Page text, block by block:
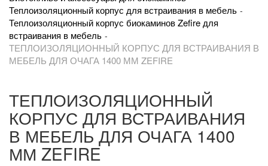
Теплоизоляционный корпус для встраивания в мебель
Теплоизоляционный корпус биокаминов Zefire для
встраивания в мебель
ТЕПЛОИЗОЛЯЦИОННЫЙ КОРПУС ДЛЯ ВСТРАИВАНИЯ В
МЕБЕЛЬ ДЛЯ ОЧАГА 1400 ММ ZEFIRE
ТЕПЛОИЗОЛЯЦИОННЫЙ
КОРПУС ДЛЯ ВСТРАИВАНИЯ
В МЕБЕЛЬ ДЛЯ ОЧАГА 1400
ММ ZEFIRE